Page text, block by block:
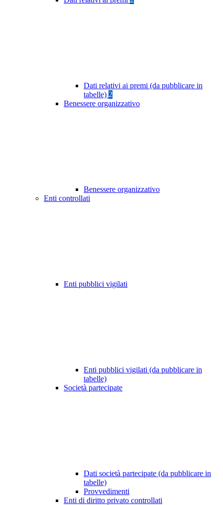
Dati relativi ai premi (da pubblicare in
tabelle) 2
Benessere organizzativo
Benessere organizzativo
Enti controllati
Enti pubblici vigilati
Enti pubblici vigilati (da pubblicare in
tabelle)
Società partecipate
Dati società partecipate (da pubblicare in
tabelle)
Provvedimenti
Enti di diritto privato controllati